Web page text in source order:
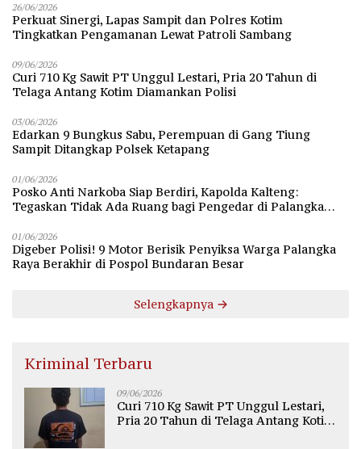
26/06/2026
Perkuat Sinergi, Lapas Sampit dan Polres Kotim
Tingkatkan Pengamanan Lewat Patroli Sambang
09/06/2026
Curi 710 Kg Sawit PT Unggul Lestari, Pria 20 Tahun di
Telaga Antang Kotim Diamankan Polisi
03/06/2026
Edarkan 9 Bungkus Sabu, Perempuan di Gang Tiung
Sampit Ditangkap Polsek Ketapang
01/06/2026
Posko Anti Narkoba Siap Berdiri, Kapolda Kalteng:
Tegaskan Tidak Ada Ruang bagi Pengedar di Palangka
01/06/2026
Digeber Polisi! 9 Motor Berisik Penyiksa Warga Palangka
Raya Berakhir di Pospol Bundaran Besar
Selengkapnya
Kriminal Terbaru
09/06/2026
Curi 710 Kg Sawit PT Unggul Lestari,
Pria 20 Tahun di Telaga Antang Kotim